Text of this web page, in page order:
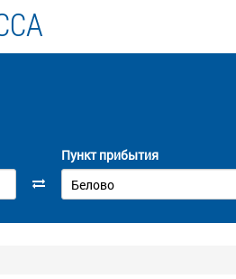
Пункт прибытия